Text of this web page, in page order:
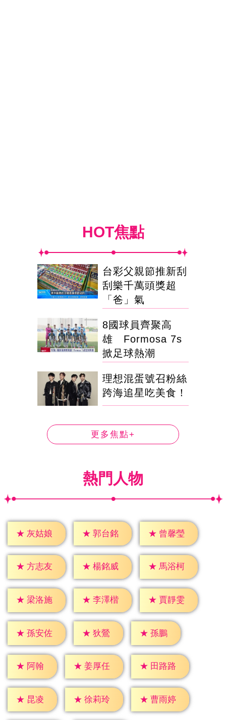
HOT焦點
台彩父親節推新刮
刮樂千萬頭獎超
「爸」氣
8國球員齊聚高
雄 Formosa 7s
掀足球熱潮
理想混蛋號召粉絲
跨海追星吃美食！
更多焦點+
熱門人物
★ 灰姑娘 ★ 郭台銘 ★ 曾馨瑩
★ 方志友 ★ 楊銘威 ★ 馬浴柯
★ 梁洛施 ★ 李澤楷 ★ 賈靜雯
★ 孫安佐 ★ 狄鶯 ★ 孫鵬
★ 阿翰 ★ 姜厚任 ★ 田路路
★ 昆凌 ★ 徐莉玲 ★ 曹雨婷